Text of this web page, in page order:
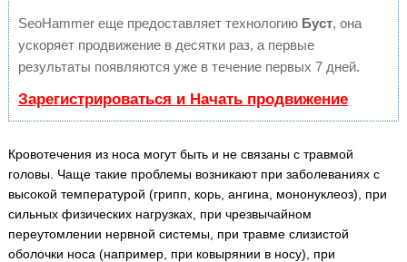
SeoHammer еще предоставляет технологию Буст, она
ускоряет продвижение в десятки раз, а первые
результаты появляются уже в течение первых 7 дней.
Зарегистрироваться и Начать продвижение
Кровотечения из носа могут быть и не связаны с травмой
головы. Чаще такие проблемы возникают при заболеваниях с
высокой температурой (грипп, корь, ангина, мононуклеоз), при
сильных физических нагрузках, при чрезвычайном
переутомлении нервной системы, при травме слизистой
оболочки носа (например, при ковырянии в носу), при